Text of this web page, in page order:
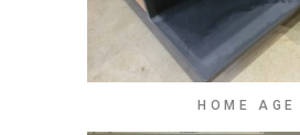
HOME AGE